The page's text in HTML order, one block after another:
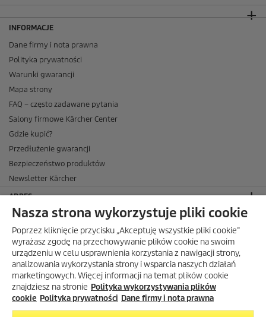
INFORMACJE
Dane firmy i nota prawna
Polityka prywatności
Warunki gwarancji
Mapa strony
FAQ – często zadawane pytania
Salony firmowe Kärcher Center
Gdzie kupić?
Przedłużenie gwarancji
Bezpieczeństwo produktów
Newsletter Kärcher
ADRES
BIURO OBSŁUGI KLIENTA
OPINIE O EKÄRCHER
DOSTAWA W EKÄRCHER
METODY PŁATNOŚCI DOSTĘPNE W EKÄRCHER
KÄRCHER W SOCIAL MEDIA
Nasza strona wykorzystuje pliki cookie
Poprzez kliknięcie przycisku „Akceptuję wszystkie pliki cookie”
wyrażasz zgodę na przechowywanie plików cookie na swoim
urządzeniu w celu usprawnienia korzystania z nawigacji strony,
analizowania wykorzystania strony i wsparcia naszych działań
marketingowych. Więcej informacji na temat plików cookie
znajdziesz na stronie Polityka wykorzystywania plików
cookie Polityka prywatności Dane firmy i nota prawna